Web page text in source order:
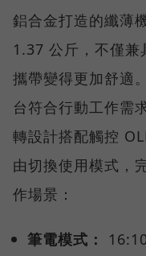
鋁合金打造的纖薄
1.37 公斤，不僅兼
攜帶變得更加舒適
台符合行動工作需
轉設計搭配觸控
由切換使用模式，
作場景：
筆電模式：